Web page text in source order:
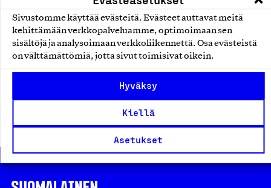
Sivustomme käyttää evästeitä. Evästeet auttavat meitä
kehittämään verkkopalveluamme, optimoimaan sen
sisältöjä ja analysoimaan verkkoliikennettä. Osa evästeistä
on välttämättömiä, jotta sivut toimisivat oikein.
Hyväksy
Kiellä
Asetukset
Lisää tutkittua tietoa
Kaikki tutkimukset